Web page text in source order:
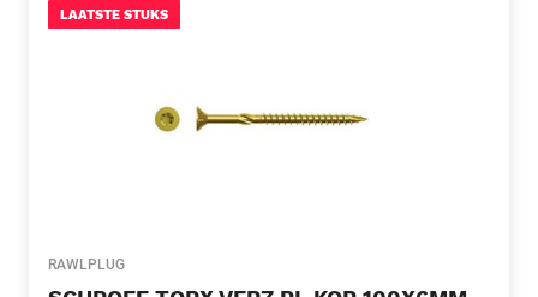
LAATSTE STUKS
RAWLPLUG